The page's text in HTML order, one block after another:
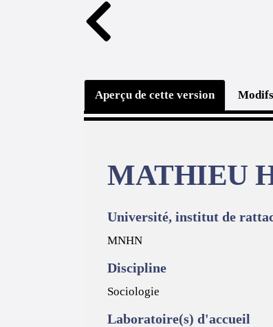
Aperçu de cette version
MATHIEU
Université, institut de
MNHN
Discipline
Sociologie
Laboratoire(s) d'accueil